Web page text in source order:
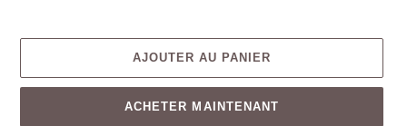
AJOUTER AU PANIER
ACHETER MAINTENANT